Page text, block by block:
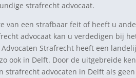
strafrecht advocaat.
van een strafbaar feit of heeft u
advocaat kan u verdedigen bij
Strafrecht heeft een
ook in Delft. Door de uitgebreide
strafrecht advocaten in Delft als